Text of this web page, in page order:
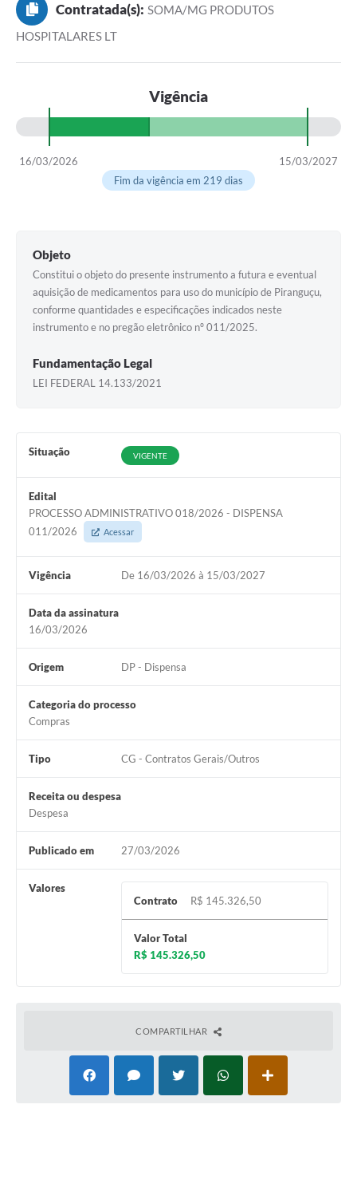
Contratada(s): SOMA/MG PRODUTOS
HOSPITALARES LT
Vigência
16/03/2026
15/03/2027
Fim da vigência em 219 dias
Objeto
Constitui o objeto do presente instrumento a futura e eventual
aquisição de medicamentos para uso do município de Piranguçu,
conforme quantidades e especificações indicados neste
instrumento e no pregão eletrônico nº 011/2025.
Fundamentação Legal
LEI FEDERAL 14.133/2021
Situação VIGENTE
Edital
PROCESSO ADMINISTRATIVO 018/2026 - DISPENSA
011/2026
Acessar
Vigência De 16/03/2026 à 15/03/2027
Data da assinatura
16/03/2026
Origem DP - Dispensa
Categoria do processo
Compras
Tipo CG - Contratos Gerais/Outros
Receita ou despesa
Despesa
Publicado em 27/03/2026
Valores
Contrato
R$ 145.326,50
Valor Total
R$ 145.326,50
COMPARTILHAR